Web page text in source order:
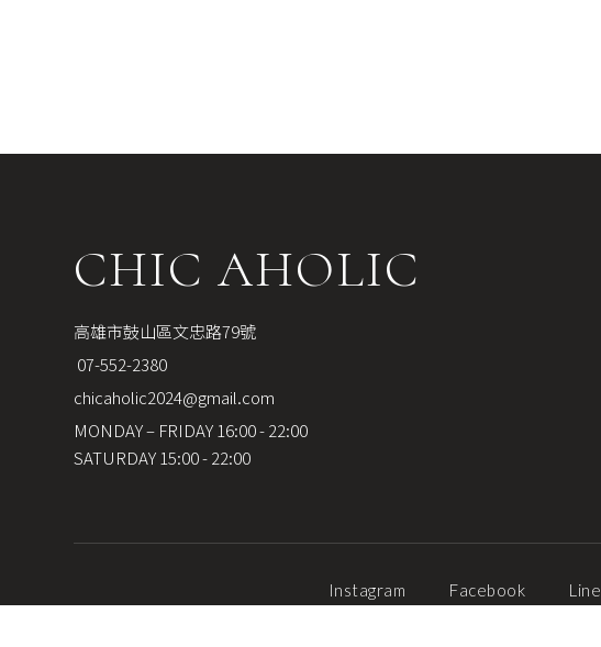
CHIC AHOLIC
高雄市鼓山區文忠路79號
07-552-2380
chicaholic2024@gmail.com
MONDAY – FRIDAY 16:00 - 22:00
SATURDAY 15:00 - 22:00
Instagram Facebook Line